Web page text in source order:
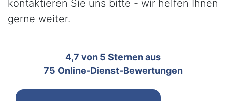
kontaktieren Sie uns bitte - wir helfen Ihnen
gerne weiter.